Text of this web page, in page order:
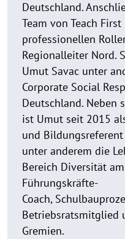
Deutschland.
Team von Teach
professionellen
Regionalleiter Nord.
Umut Savac unter
Corporate Social
Deutschland. Neben
ist Umut seit 2015
und
unter anderem die
Bereich Diversität
Führungskräfte-
Coach,
Betriebsratsmitglied
Gremien.